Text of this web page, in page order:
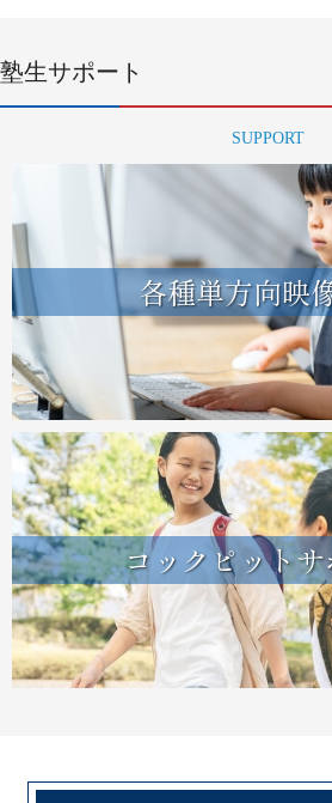
塾生サポート
SUPPORT
各種単方向映
コックピット